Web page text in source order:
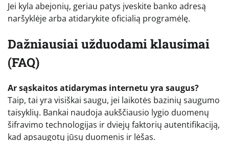
Jei kyla abejonių, geriau patys įveskite banko adresą
naršyklėje arba atidarykite oficialią programėlę.
Dažniausiai užduodami klausimai
(FAQ)
Ar sąskaitos atidarymas internetu yra saugus?
Taip, tai yra visiškai saugu, jei laikotės bazinių saugumo
taisyklių. Bankai naudoja aukščiausio lygio duomenų
šifravimo technologijas ir dviejų faktorių autentifikaciją,
kad apsaugotų jūsų duomenis ir lėšas.